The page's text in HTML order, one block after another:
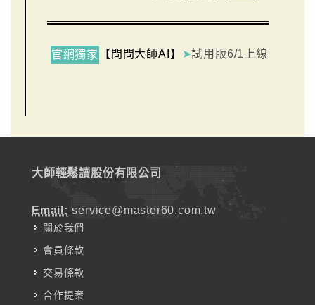
官網獨家 【問問大師AI】 ➤試用版6/1上線
大師輕鬆讀股份有限公司
Email: service@master60.com.tw
關於我們
會員條款
交易條款
合作提案